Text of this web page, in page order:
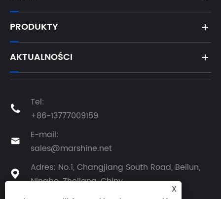
PRODUKTY
AKTUALNOŚCI

Tel:
+86-13777009159

E-mail:
sales@marshine.net

Adres: No.1, Changjiang South Road, Beilun,
Ningbo, Zhejiang, Chiny
X